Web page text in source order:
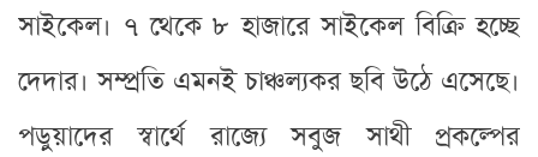
সাইকেল। ৭ থেকে ৮ হাজারে সাইকেল বিক্রি হচ্ছে
দেদার। সম্প্রতি এমনই চাঞ্চল্যকর ছবি উঠে এসেছে।
পড়ুয়াদের স্বার্থে রাজ্যে সবুজ সাথী প্রকল্পের